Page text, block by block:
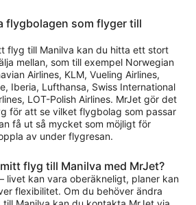
flygbolagen som flyger till
flyg till Manilva kan du hitta ett stort
mellan, som till exempel Norwegian
Airlines, KLM, Vueling Airlines,
Iberia, Lufthansa, Swiss International
LOT-Polish Airlines. MrJet gör det
för att se vilket flygbolag som passar
få ut så mycket som möjligt för
av under flygresan.
mitt flyg till Manilva med MrJet?
kan vara oberäkneligt, planer kan
flexibilitet. Om du behöver ändra